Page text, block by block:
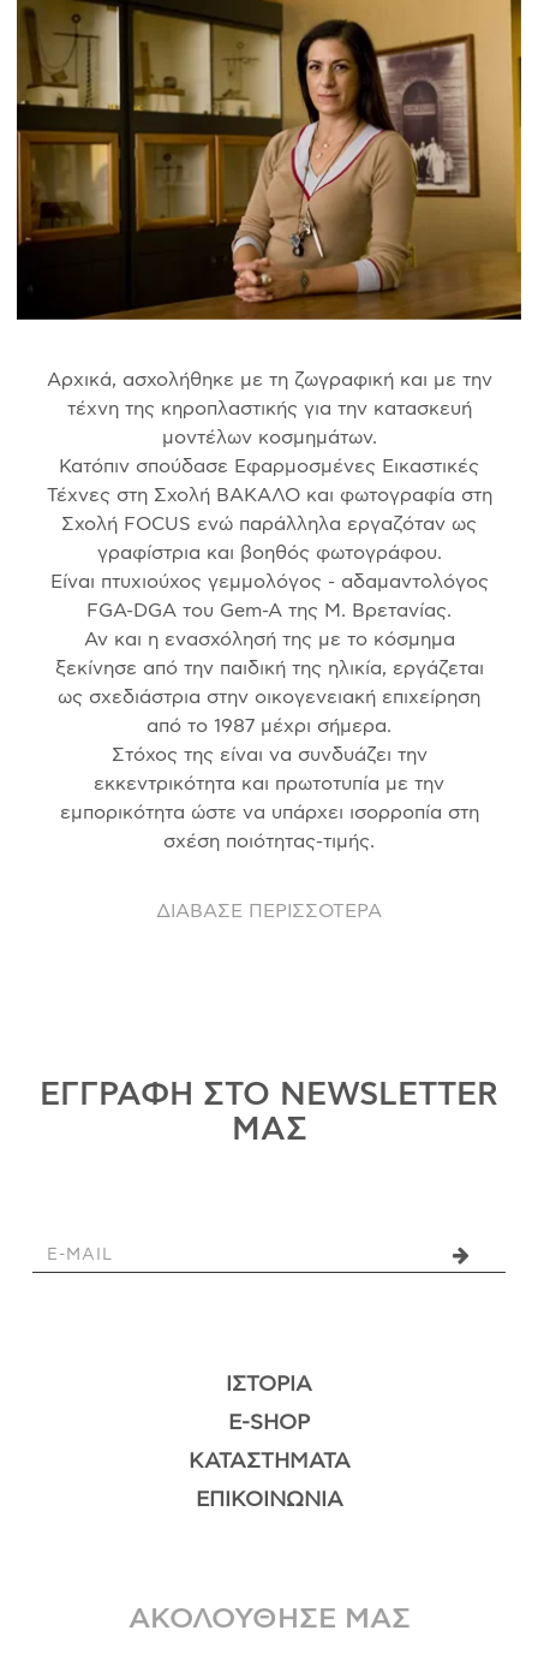
Αρχικά, ασχολήθηκε με τη ζωγραφική και με την
τέχνη της κηροπλαστικής για την κατασκευή
μοντέλων κοσμημάτων.
Κατόπιν σπούδασε Εφαρμοσμένες Εικαστικές
Τέχνες στη Σχολή ΒΑΚΑΛΟ και φωτογραφία στη
Σχολή FOCUS ενώ παράλληλα εργαζόταν ως
γραφίστρια και βοηθός φωτογράφου.
Είναι πτυχιούχος γεμμολόγος - αδαμαντολόγος
FGA-DGA του Gem-A της Μ. Βρετανίας.
Αν και η ενασχόλησή της με το κόσμημα
ξεκίνησε από την παιδική της ηλικία, εργάζεται
ως σχεδιάστρια στην οικογενειακή επιχείρηση
από το 1987 μέχρι σήμερα.
Στόχος της είναι να συνδυάζει την
εκκεντρικότητα και πρωτοτυπία με την
εμπορικότητα ώστε να υπάρχει ισορροπία στη
σχέση ποιότητας-τιμής.
ΔΙΑΒΑΣΕ ΠΕΡΙΣΣΟΤΕΡΑ
ΕΓΓΡΑΦΗ ΣΤΟ NEWSLETTER
ΜΑΣ
ΙΣΤΟΡΊΑ
E-SHOP
ΚΑΤΑΣΤΉΜΑΤΑ
ΕΠΙΚΟΙΝΩΝΊΑ
ΑΚΟΛΟΥΘΗΣΕ ΜΑΣ